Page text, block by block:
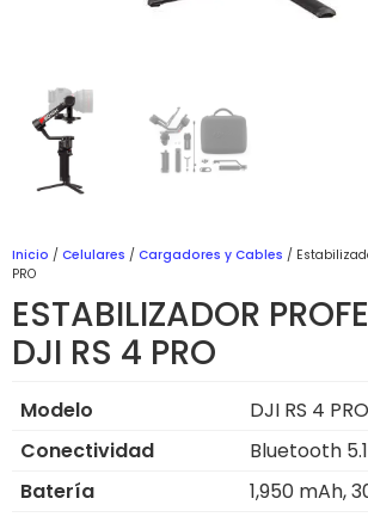
Inicio / Celulares / Cargadores y Cables /
PRO
ESTABILIZADOR
DJI RS 4 PRO
Modelo
DJI RS 4 PRO
Conectividad
Bluetooth
Batería
1,950 mAh,